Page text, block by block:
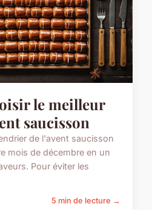
le meilleur
saucisson
de l'avent saucisson
mois de décembre en un
Pour éviter les
5 min de lecture →